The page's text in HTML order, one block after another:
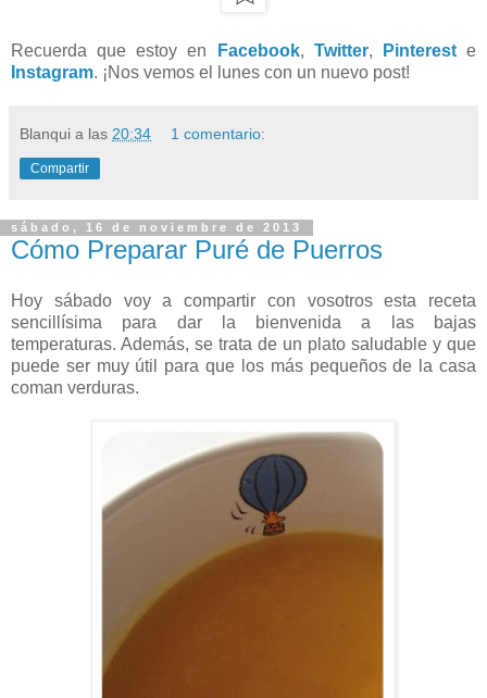
Recuerda que estoy en Facebook, Twitter, Pintereste
Instagram. ¡Nos vemos el lunes con un nuevo post!
Blanqui a las 20:34 1 comentario:
Compartir
sábado, 16 de noviembre de 2013
Cómo Preparar Puré de Puerros
Hoy sábado voy a compartir con vosotros esta receta
sencillísima para dar la bienvenida a las bajas
temperaturas. Además, se trata de un plato saludable y que
puede ser muy útil para que los más pequeños de la casa
coman verduras.